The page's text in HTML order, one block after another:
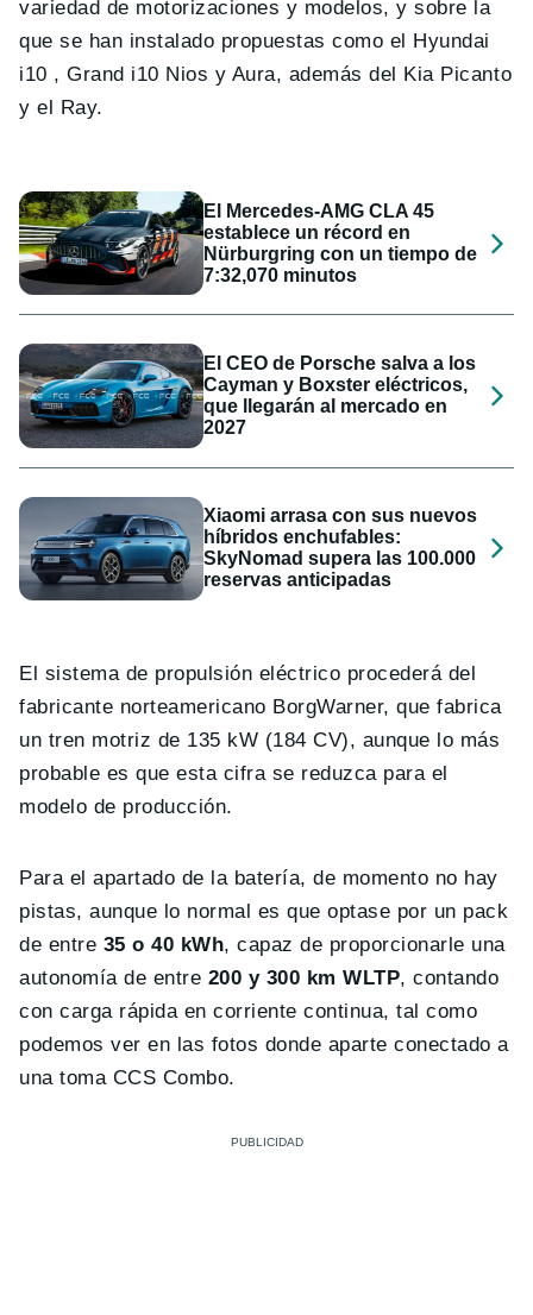
variedad de motorizaciones y modelos, y sobre la
que se han instalado propuestas como el Hyundai
i10 , Grand i10 Nios y Aura, además del Kia Picanto
y el Ray.
El Mercedes-AMG CLA 45
establece un récord en
Nürburgring con un tiempo de
7:32,070 minutos
El CEO de Porsche salva a los
Cayman y Boxster eléctricos,
que llegarán al mercado en
2027
Xiaomi arrasa con sus nuevos
híbridos enchufables:
SkyNomad supera las 100.000
reservas anticipadas
El sistema de propulsión eléctrico procederá del
fabricante norteamericano BorgWarner, que fabrica
un tren motriz de 135 kW (184 CV), aunque lo más
probable es que esta cifra se reduzca para el
modelo de producción.
Para el apartado de la batería, de momento no hay
pistas, aunque lo normal es que optase por un pack
de entre 35 o 40 kWh, capaz de proporcionarle una
autonomía de entre 200 y 300 km WLTP, contando
con carga rápida en corriente continua, tal como
podemos ver en las fotos donde aparte conectado a
una toma CCS Combo.